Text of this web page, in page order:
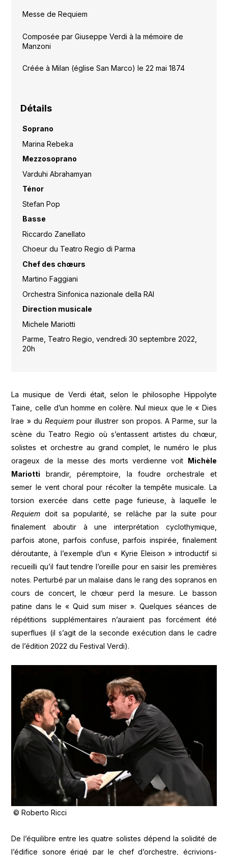
Messe de Requiem
Composée par Giuseppe Verdi à la mémoire de
Manzoni
Créée à Milan (église San Marco) le 22 mai 1874
Détails
Soprano
Marina Rebeka
Mezzosoprano
Varduhi Abrahamyan
Ténor
Stefan Pop
Basse
Riccardo Zanellato
Choeur du Teatro Regio di Parma
Chef des chœurs
Martino Faggiani
Orchestra Sinfonica nazionale della RAI
Direction musicale
Michele Mariotti
Parme, Teatro Regio, vendredi 30 septembre 2022,
20h
La musique de Verdi était, selon le philosophe Hippolyte
Taine, celle d’un homme en colère. Nul mieux que le « Dies
Irae » du Requiem pour illustrer son propos. A Parme, sur la
scène du Teatro Regio où s’entassent artistes du chœur,
solistes et orchestre au grand complet, le numéro le plus
orageux de la messe des morts verdienne voit Michèle
Mariotti brandir, péremptoire, la foudre orchestrale et
semer le vent choral pour récolter la tempête musicale. La
torsion exercée dans cette page furieuse, à laquelle le
Requiem doit sa popularité, se relâche par la suite pour
finalement aboutir à une interprétation cyclothymique,
parfois atone, parfois confuse, parfois inspirée, finalement
déroutante, à l’exemple d’un « Kyrie Eleison » introductif si
recueilli qu’il faut tendre l’oreille pour en saisir les premières
notes. Perturbé par un malaise dans le rang des sopranos en
cours de concert, le chœur perd la mesure. Le basson
patine dans le « Quid sum miser ». Quelques séances de
répétitions supplémentaires n’auraient pas forcément été
superflues (il s’agit de la seconde exécution dans le cadre
de l’édition 2022 du Festival Verdi).
© Roberto Ricci
De l’équilibre entre les quatre solistes dépend la solidité de
l’édifice sonore érigé par le chef d’orchestre, écrivions-